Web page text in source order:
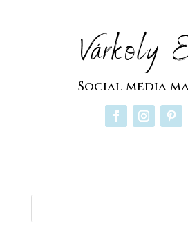
Várkoly
Social media